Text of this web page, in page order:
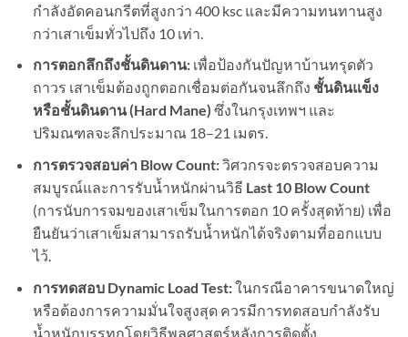
กำลังอัดคอนกรีตที่สูงกว่า 400 ksc และมีความทนทานสูง
กว่าเสาเข็มทั่วไปถึง 10 เท่า.
การตอกลึกถึงชั้นดินดาน:เพื่อป้องกันปัญหาบ้านทรุดตัว
ถาวร เสาเข็มต้องถูกตอกเชื่อมต่อกันจนลึกถึง ชั้นดินแข็ง
หรือชั้นดินดาน (Hard Mane) ซึ่งในกรุงเทพฯ และ
ปริมณฑลจะลึกประมาณ 18–21 เมตร.
การตรวจสอบค่า Blow Count:วิศวกรจะตรวจสอบความ
สมบูรณ์และการรับน้ำหนักผ่านวิธี Last 10 Blow Count
(การนับการจมของเสาเข็มในการตอก 10 ครั้งสุดท้าย) เพื่อ
ยืนยันว่าเสาเข็มสามารถรับน้ำหนักได้จริงตามที่ออกแบบ
ไว้.
การทดสอบ Dynamic Load Test:ในกรณีอาคารขนาดใหญ่
หรือต้องการความมั่นใจสูงสุด ควรมีการทดสอบกำลังรับ
น้ำหนักบรรทุกโดยวิธีพลศาสตร์หลังการติดตั้ง.